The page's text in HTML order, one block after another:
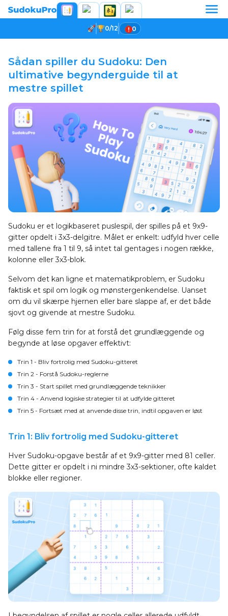
0/12 0
Sådan spiller du Sudoku: Den
ultimative begynderguide til at
mestre spillet
Sudoku er et logikbaseret puslespil, der spilles på et 9x9-
gitter opdelt i 3x3-delgitre. Målet er enkelt: udfyld hver celle
med tallene fra 1 til 9, så intet tal gentages i nogen række,
kolonne eller 3x3-blok.
Selvom det kan ligne et matematikproblem, er Sudoku
faktisk et spil om logik og mønstergenkendelse. Uanset
om du vil skærpe hjernen eller bare slappe af, er det både
sjovt og givende at mestre Sudoku.
Følg disse fem trin for at forstå det grundlæggende og
begynde at løse opgaver effektivt:
Trin 1 - Bliv fortrolig med Sudoku-gitteret
Trin 2 - Forstå Sudoku-reglerne
Trin 3 - Start spillet med grundlæggende teknikker
Trin 4 - Anvend logiske strategier til at udfylde gitteret
Trin 5 - Fortsæt med at anvende disse trin, indtil opgaven er løst
Trin 1: Bliv fortrolig med Sudoku-gitteret
Hver Sudoku-opgave består af et 9x9-gitter med 81 celler.
Dette gitter er opdelt i ni mindre 3x3-sektioner, ofte kaldet
blokke eller regioner.